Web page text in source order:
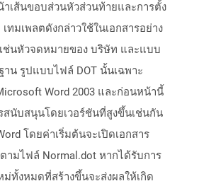
าเส้นขอบส่วนหัวส่วนท้ายและการตั้ง
ทมเพลตดังกล่าวใช้ในเอกสารอย่าง
เช่นหัวจดหมายของ บริษัท และแบบ
น รูปแบบไฟล์ DOT นั้นเฉพาะ
Word 2003 และก่อนหน้านี้
สนับสนุนโดยเวอร์ชันที่สูงขึ้นเช่นกัน
โดยค่าเริ่มต้นจะเปิดเอกสาร
ามไฟล์ Normal.dot หากได้รับการ
ทั้งหมดที่สร้างขึ้นจะส่งผลให้เกิด